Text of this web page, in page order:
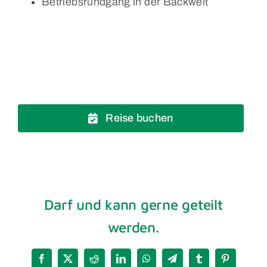
Reise buchen
Darf und kann gerne geteilt
werden.
Facebook
X RedditLinkedInWhatsAppTelegramTumblrPinterest